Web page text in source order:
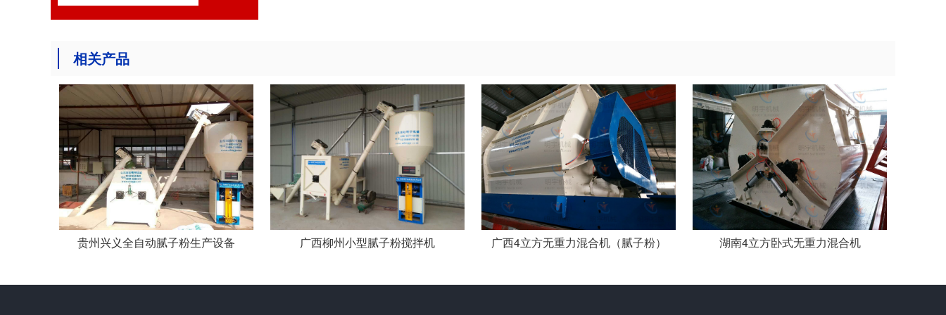
相关产品
贵州兴义全自动腻子粉生产设备 广西柳州小型腻子粉搅拌机 广西4立方无重力混合机（腻子粉） 湖南4立方卧式无重力混合机